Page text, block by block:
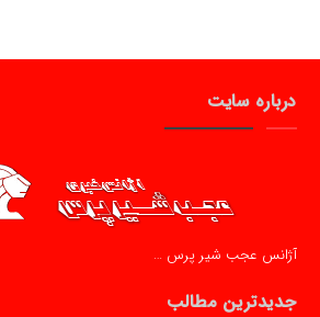
درباره سایت
آژانس عجب شیر پرس …
جدیدترین مطالب